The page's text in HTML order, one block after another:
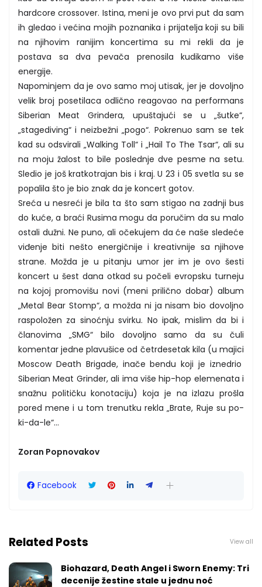
hardcore crossover. Istina, meni je ovo prvi put da sam
ih gledao i većina mojih poznanika i prijatelja koji su bili
na njihovim ranijim koncertima su mi rekli da je
postava sa dva pevača prenosila kudikamo više
energije.
Napominjem da je ovo samo moj utisak, jer je dovoljno
velik broj posetilaca odlično reagovao na performans
Siberian Meat Grindera, upuštajući se u „šutke“,
„stagediving“ i neizbežni „pogo“. Pokrenuo sam se tek
kad su odsvirali „Walking Toll“ i „Hail To The Tsar“, ali su
na moju žalost to bile poslednje dve pesme na setu.
Sledio je još kratkotrajan bis i kraj. U 23 i 05 svetla su se
popalila što je bio znak da je koncert gotov.
Sreća u nesreći je bila ta što sam stigao na zadnji bus
do kuće, a braći Rusima mogu da poručim da su malo
ostali dužni. Ne puno, ali očekujem da će naše sledeće
viđenje biti nešto energičnije i kreativnije sa njihove
strane. Možda je u pitanju umor jer im je ovo šesti
koncert u šest dana otkad su počeli evropsku turneju
na kojoj promovišu novi (meni prilično dobar) album
„Metal Bear Stomp“, a možda ni ja nisam bio dovoljno
raspoložen za sinoćnju svirku. No ipak, mislim da bi i
članovima „SMG“ bilo dovoljno samo da su čuli
komentar jedne plavušice od četrdesetak kila (u majici
Moscow Death Brigade, inače bendu koji je iznedrio
Siberian Meat Grinder, ali ima više hip-hop elemenata i
snažnu političku konotaciju) koja je na izlazu prošla
pored mene i u tom trenutku rekla „Brate, Ruje su po-
ki-da-le“...
Zoran Popnovakov
Facebook
Related Posts View all
Biohazard, Death Angel i Sworn Enemy: Tri
decenije žestine stale u jednu noć